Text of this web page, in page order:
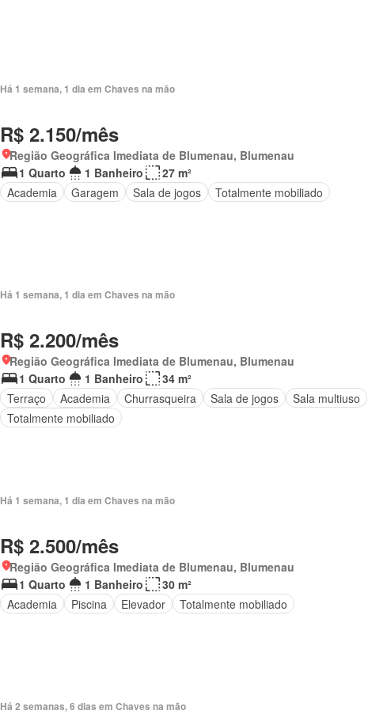
Há 1 semana, 1 dia em Chaves na mão
R$ 2.150/mês
Região Geográfica Imediata de Blumenau, Blumenau
1 Quarto
1 Banheiro
27 m²
Academia
Garagem Sala de jogos Totalmente mobiliado
Há 1 semana, 1 dia em Chaves na mão
R$ 2.200/mês
Região Geográfica Imediata de Blumenau, Blumenau
1 Quarto
1 Banheiro
34 m²
Terraço
Academia Churrasqueira Sala de jogos
Sala multiuso
Totalmente mobiliado
Há 1 semana, 1 dia em Chaves na mão
R$ 2.500/mês
Região Geográfica Imediata de Blumenau, Blumenau
1 Quarto
1 Banheiro
30 m²
Academia
Piscina Elevador Totalmente mobiliado
Há 2 semanas, 6 dias em Chaves na mão